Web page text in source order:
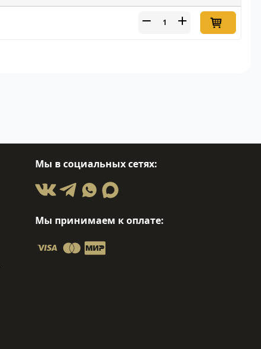
Мы в социальных сетях:
Мы принимаем к оплате: